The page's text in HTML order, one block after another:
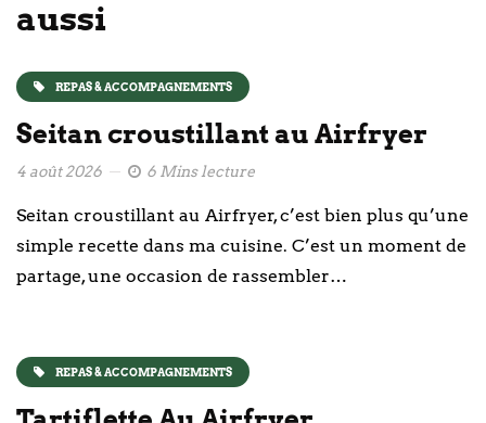
aussi
REPAS & ACCOMPAGNEMENTS
Seitan croustillant au Airfryer
4 août 2026 6 Mins lecture
Seitan croustillant au Airfryer, c’est bien plus qu’une
simple recette dans ma cuisine. C’est un moment de
partage, une occasion de rassembler…
REPAS & ACCOMPAGNEMENTS